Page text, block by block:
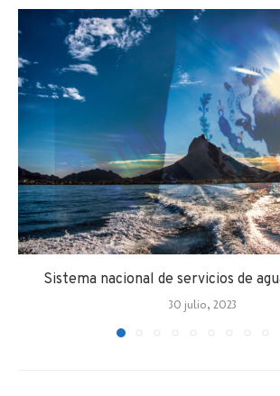
Sistema nacional de servicios de
30 julio, 2023